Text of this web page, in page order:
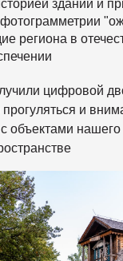
зданий и
региона в
цифровой
и
объектами